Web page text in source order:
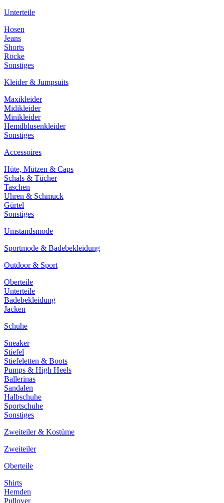
Unterteile
Hosen
Jeans
Shorts
Röcke
Sonstiges
Kleider & Jumpsuits
Maxikleider
Midikleider
Minikleider
Hemdblusenkleider
Sonstiges
Accessoires
Hüte, Mützen & Caps
Schals & Tücher
Taschen
Uhren & Schmuck
Gürtel
Sonstiges
Umstandsmode
Sportmode & Badebekleidung
Outdoor & Sport
Oberteile
Unterteile
Badebekleidung
Jacken
Schuhe
Sneaker
Stiefel
Stiefeletten & Boots
Pumps & High Heels
Ballerinas
Sandalen
Halbschuhe
Sportschuhe
Sonstiges
Zweiteiler & Kostüme
Zweiteiler
Oberteile
Shirts
Hemden
Pullover